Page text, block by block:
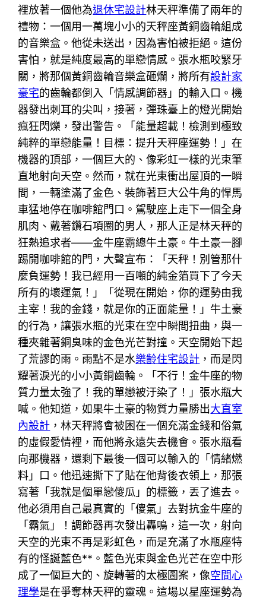
裡放著一個他為退休宅設計林天秤準備了兩年的
禮物：一個用一萬塊小小的天秤座黃銅齒輪組成
的音樂盒。他從未送出，因為害怕被拒絕。這份
害怕，就是純度最高的單戀情感。張水瓶咬緊牙
關，將那個黃銅齒輪音樂盒砸爛，將所有設計家
豪宅的齒輪都倒入「情感調節器」的輸入口。機
器發出刺耳的尖叫，接著，彈珠臺上的燈光開始
瘋狂閃爍，發出警告。「能量超載！檢測到極致
純粹的單戀能量！目標：提升天秤座運勢！」在
機器的頂部，一個巨大的、像彩虹一樣的光束筆
直地射向天空。然而，就在光束衝出屋頂的一瞬
間，一輛塗滿了金色、裝飾著巨大公牛角的悍馬
車猛地停在咖啡館門口。駕駛座上走下一個全身
肌肉、戴著鑽石項圈的男人，那人正是林天秤的
狂熱追求者——金牛座霸總牛土豪。牛土豪一腳
踢開咖啡館的門，大聲宣布：「天秤！別管那什
麼負運勢！我已經用一百噸的純金箔買下了今天
所有的壞運氣！」「從現在開始，你的運勢由我
主宰！我的金錢，就是你的正面能量！」牛土豪
的行為，讓張水瓶的光束在空中瞬間扭曲，與一
種夾雜著銅臭味的金色光芒對撞。天空開始下起
了荒謬的雨。雨點不是水樂齡住宅設計 ，而是閃
耀著淚光的小小黃銅齒輪。「不行！金牛座的物
質力量太強了！我的單戀被汙染了！」張水瓶大
喊。他知道，如果牛土豪的物質力量勝出大直室
內設計 ，林天秤將會被困在一個充滿金錢和俗氣
的虛假愛情裡，而他將永遠失去機會。張水瓶看
向那機器，還剩下最後一個可以輸入的「情緒燃
料」口。他迅速撕下了貼在他背後衣領上，那張
寫著「我就是個單戀傻瓜」的標籤，丟了進去。
他必須用自己最真實的「傻氣」去對抗金牛座的
「霸氣」！調節器再次發出轟鳴，這一次，射向
天空的光束不再是彩虹色，而是充滿了水瓶座特
有的怪誕藍色**。藍色光束與金色光芒在空中形
成了一個巨大的、旋轉著的太極圖案，像空間心
理學是在爭奪林天秤的靈魂。這場以星座運勢為